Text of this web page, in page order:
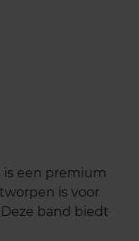
is een premium
is voor
band biedt